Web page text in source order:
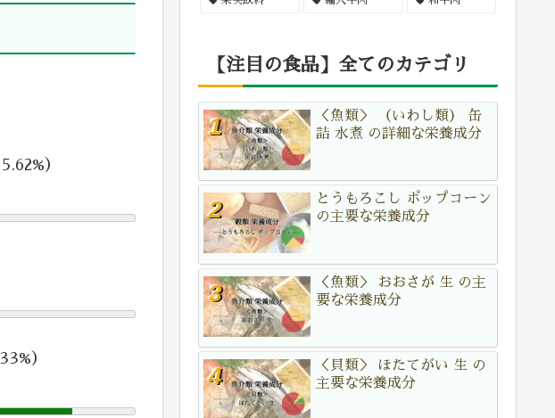
）
）
【注目の食品】全てのカテゴリ
＜魚類＞ （いわし類） 缶
詰 水煮 の詳細な栄養成分
とうもろこし ポップコーン
の主要な栄養成分
＜魚類＞ おおさが 生 の主
要な栄養成分
＜貝類＞ ほたてがい 生 の
主要な栄養成分